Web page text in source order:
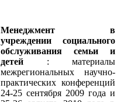
Менеджмент в
учреждении социального
обслуживания семьи и
детей : материалы
межрегиональных научно-
практических конференций
24-25 сентября 2009 года и